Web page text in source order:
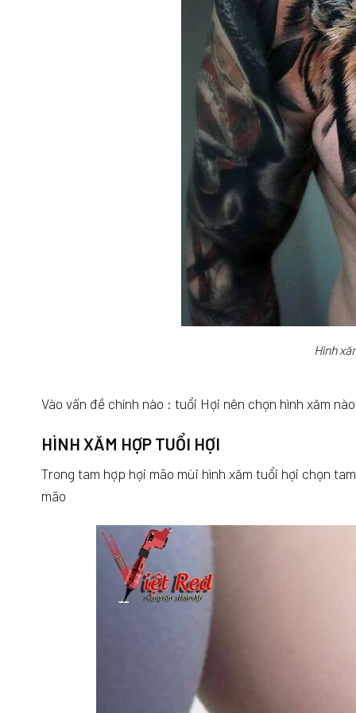
Hình
Vào vấn đề chính nào : tuổi Hợi nên chọn hình xăm
HÌNH XĂM HỢP TUỔI HỢI
Trong tam hợp hợi mão mùi hình xăm tuổi hợi chọn
mão